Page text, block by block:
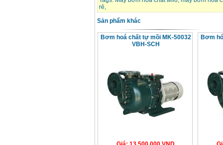
rẻ,
Sản phẩm khác
Bơm hoá chất tự mồi MK-50032
VBH-SCH
Bơm